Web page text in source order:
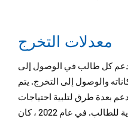
معدلات التخرج
كل طالب في الوصول إلى
والوصول إلى التخرج. يتم
بعدة طرق لتلبية احتياجات
التعلم الفردية للطالب. في عام 2022 ، كان